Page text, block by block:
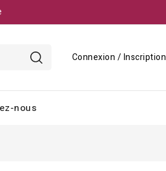
Connexion / Inscription
nous